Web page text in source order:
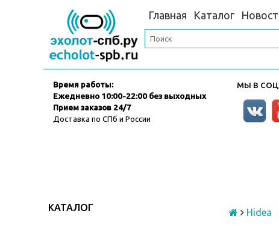
Главная Каталог
Время работы:
Ежедневно 10:00-22:00 без выходных
Прием заказов 24/7
Доставка по СПб и России
МЫ В
КАТАЛОГ Hidea